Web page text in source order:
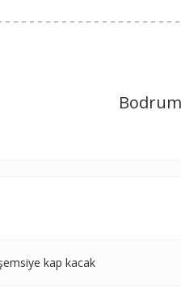
kap kacak